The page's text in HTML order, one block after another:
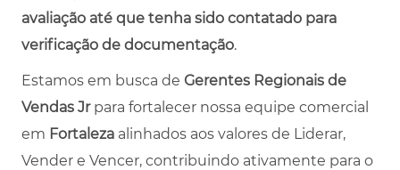
avaliação até que tenha sido contatado para
verificação de documentação.
Estamos em busca de Gerentes Regionais de
Vendas Jrpara fortalecer nossa equipe comercial
em Fortaleza alinhados aos valores de Liderar,
Vender e Vencer, contribuindo ativamente para o